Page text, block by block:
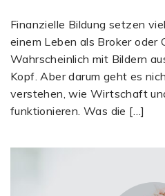
Finanzielle Bildung setzen
einem Leben als Broker oder
Wahrscheinlich mit Bildern
Kopf. Aber darum geht es
verstehen, wie Wirtschaft
funktionieren. Was die […]